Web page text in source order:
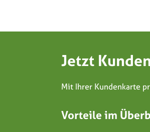
Jetzt
Mit Ihrer Kundenkarte
Vorteile im